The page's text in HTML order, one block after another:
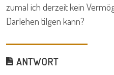
zumal ich derzeit kein
Darlehen tilgen kann?
ANTWORT